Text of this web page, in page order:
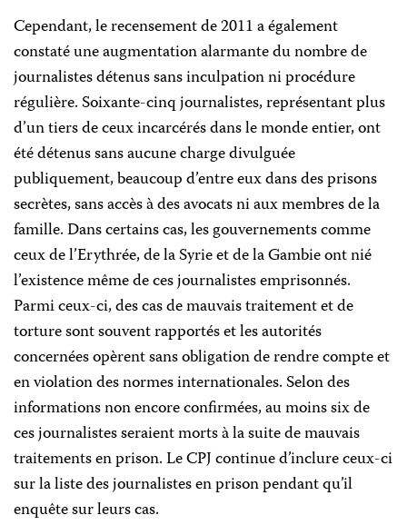
Cependant, le recensement de 2011 a également
constaté une augmentation alarmante du nombre de
journalistes détenus sans inculpation ni procédure
régulière. Soixante-cinq journalistes, représentant plus
d’un tiers de ceux incarcérés dans le monde entier, ont
été détenus sans aucune charge divulguée
publiquement, beaucoup d’entre eux dans des prisons
secrètes, sans accès à des avocats ni aux membres de la
famille. Dans certains cas, les gouvernements comme
ceux de l’Erythrée, de la Syrie et de la Gambie ont nié
l’existence même de ces journalistes emprisonnés.
Parmi ceux-ci, des cas de mauvais traitement et de
torture sont souvent rapportés et les autorités
concernées opèrent sans obligation de rendre compte et
en violation des normes internationales. Selon des
informations non encore confirmées, au moins six de
ces journalistes seraient morts à la suite de mauvais
traitements en prison. Le CPJ continue d’inclure ceux-ci
sur la liste des journalistes en prison pendant qu’il
enquête sur leurs cas.